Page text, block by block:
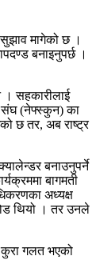
मागेको छ ।
बनाइनुपर्छ ।
। सहकारीलाई
संघ (नेफ्स्कुन) का
छ तर, अब राष्ट्र
बनाउनुपर्ने
बागमती
अध्यक्ष
थियो । तर उनले
कुरा गलत भएको